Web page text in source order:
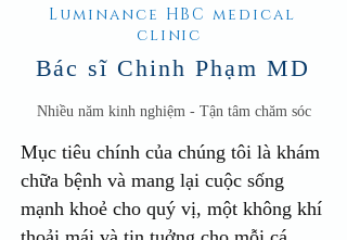
Luminance HBC medical
clinic
Bác sĩ Chinh Phạm MD
Nhiều năm kinh nghiệm - Tận tâm chăm sóc
Mục tiêu chính của chúng tôi là khám
chữa bệnh và mang lại cuộc sống
mạnh khoẻ cho quý vị, một không khí